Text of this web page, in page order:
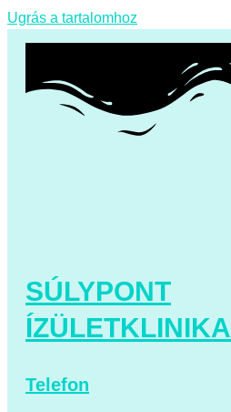
Ugrás a tartalomhoz
SÚLYPONT
ÍZÜLETKLINIKA
Telefon